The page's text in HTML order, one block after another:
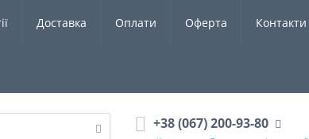
Доставка Оплати Оферта Контакти
+38 (067) 200-93-80